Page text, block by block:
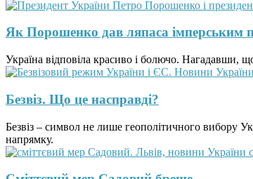
Як Порошенко дав ляпаса імперським
Україна відповіла красиво і болючо. Нагадавши,
Безвіз. Що це насправді?
Безвіз – символ не лише геополітичного вибору
напрямку.